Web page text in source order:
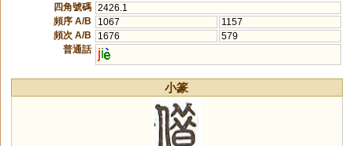
四角號碼 2426.1
頻序 A/B
1067
1157
頻次 A/B
1676
579
普通話
ji
小篆